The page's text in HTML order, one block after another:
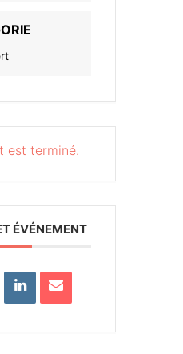
est terminé.
ÉVÉNEMENT